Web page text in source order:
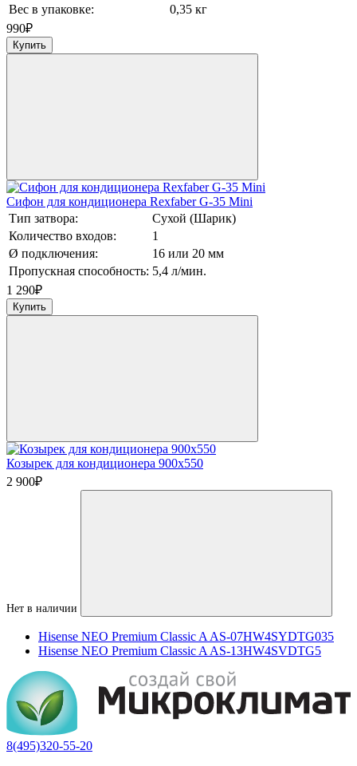
Вес в упаковке:
0,35 кг
990₽
Купить
Сифон для кондиционера Rexfaber G-35 Mini
Тип затвора:
Сухой (Шарик)
Количество входов:
1
Ø подключения:
16 или 20 мм
Пропускная способность: 5,4 л/мин.
1 290₽
Купить
Козырек для кондиционера 900х550
2 900₽
Нет в наличии
Hisense NEO Premium Classic A AS-07HW4SYDTG035
Hisense NEO Premium Classic A AS-13HW4SVDTG5
8(495)320-55-20